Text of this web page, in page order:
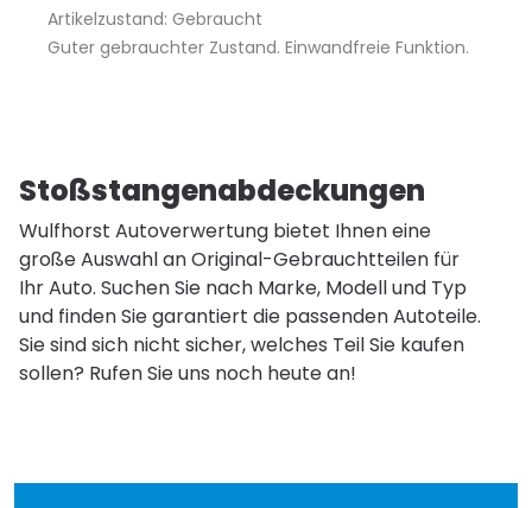
Artikelzustand: Gebraucht
Guter gebrauchter Zustand. Einwandfreie Funktion.
Stoßstangenabdeckungen
Wulfhorst Autoverwertung bietet Ihnen eine
große Auswahl an Original-Gebrauchtteilen für
Ihr Auto. Suchen Sie nach Marke, Modell und Typ
und finden Sie garantiert die passenden Autoteile.
Sie sind sich nicht sicher, welches Teil Sie kaufen
sollen? Rufen Sie uns noch heute an!